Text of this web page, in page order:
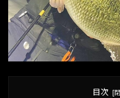
目次